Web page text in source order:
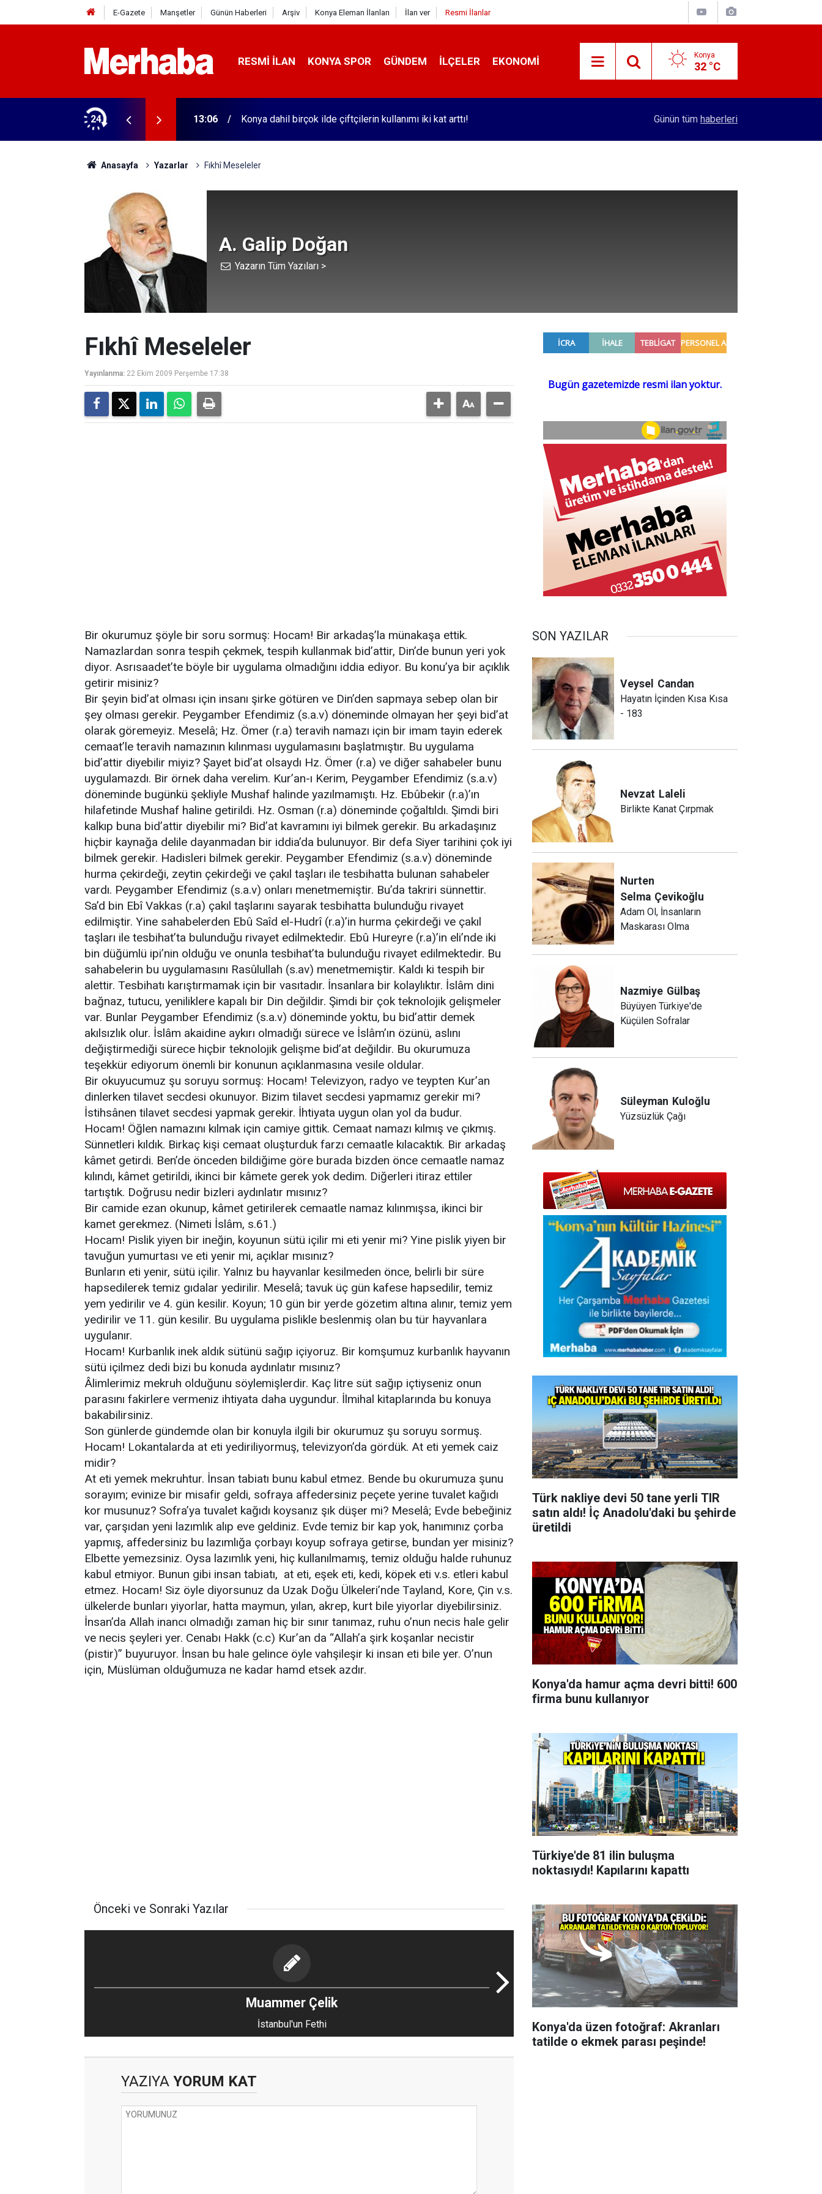
E-Gazete Manşetler Günün Haberleri Arşiv Konya Eleman İlanları İlan ver Resmi İlanlar
RESMI İLAN KONYA SPOR GÜNDEM İLÇELER EKONOMI Konya
32 °C
24 13:06 Konya dahil birçok ilde çiftçilerin kullanımı iki kat arttı! 12 bin yıllık Iza Buğdayı geleceğe taşınıyor
Günün tüm haberleri
Anasayfa Yazarlar Fıkhî Meseleler
A. Galip Doğan
Yazarın Tüm Yazıları >
Fıkhî Meseleler
Yayınlanma: 22 Ekim 2009 Perşembe 17:38
Bir okurumuz şöyle bir soru sormuş: Hocam! Bir arkadaş’la münakaşa ettik.
Namazlardan sonra tespih çekmek, tespih kullanmak bid’attir, Din’de bunun yeri yok
diyor. Asrısaadet’te böyle bir uygulama olmadığını iddia ediyor. Bu konu’ya bir açıklık
getirir misiniz?
Bir şeyin bid’at olması için insanı şirke götüren ve Din’den sapmaya sebep olan bir
şey olması gerekir. Peygamber Efendimiz (s.a.v) döneminde olmayan her şeyi bid’at
olarak göremeyiz. Meselâ; Hz. Ömer (r.a) teravih namazı için bir imam tayin ederek
cemaat’le teravih namazının kılınması uygulamasını başlatmıştır. Bu uygulama
bid’attir diyebilir miyiz? Şayet bid’at olsaydı Hz. Ömer (r.a) ve diğer sahabeler bunu
uygulamazdı. Bir örnek daha verelim. Kur’an-ı Kerim, Peygamber Efendimiz (s.a.v)
döneminde bugünkü şekliyle Mushaf halinde yazılmamıştı. Hz. Ebûbekir (r.a)’ın
hilafetinde Mushaf haline getirildi. Hz. Osman (r.a) döneminde çoğaltıldı. Şimdi biri
kalkıp buna bid’attir diyebilir mi? Bid’at kavramını iyi bilmek gerekir. Bu arkadaşınız
hiçbir kaynağa delile dayanmadan bir iddia’da bulunuyor. Bir defa Siyer tarihini çok iyi
bilmek gerekir. Hadisleri bilmek gerekir. Peygamber Efendimiz (s.a.v) döneminde
hurma çekirdeği, zeytin çekirdeği ve çakıl taşları ile tesbihatta bulunan sahabeler
vardı. Peygamber Efendimiz (s.a.v) onları menetmemiştir. Bu’da takriri sünnettir.
Sa’d bin Ebî Vakkas (r.a) çakıl taşlarını sayarak tesbihatta bulunduğu rivayet
edilmiştir. Yine sahabelerden Ebû Saîd el-Hudrî (r.a)’in hurma çekirdeği ve çakıl
taşları ile tesbihat’ta bulunduğu rivayet edilmektedir. Ebû Hureyre (r.a)’in eli’nde iki
bin düğümlü ipi’nin olduğu ve onunla tesbihat’ta bulunduğu rivayet edilmektedir. Bu
sahabelerin bu uygulamasını Rasûlullah (s.av) menetmemiştir. Kaldı ki tespih bir
alettir. Tesbihatı karıştırmamak için bir vasıtadır. İnsanlara bir kolaylıktır. İslâm dini
bağnaz, tutucu, yeniliklere kapalı bir Din değildir. Şimdi bir çok teknolojik gelişmeler
var. Bunlar Peygamber Efendimiz (s.a.v) döneminde yoktu, bu bid’attir demek
akılsızlık olur. İslâm akaidine aykırı olmadığı sürece ve İslâm’ın özünü, aslını
değiştirmediği sürece hiçbir teknolojik gelişme bid’at değildir. Bu okurumuza
teşekkür ediyorum önemli bir konunun açıklanmasına vesile oldular.
Bir okuyucumuz şu soruyu sormuş: Hocam! Televizyon, radyo ve teypten Kur’an
dinlerken tilavet secdesi okunuyor. Bizim tilavet secdesi yapmamız gerekir mi?
İstihsânen tilavet secdesi yapmak gerekir. İhtiyata uygun olan yol da budur.
Hocam! Öğlen namazını kılmak için camiye gittik. Cemaat namazı kılmış ve çıkmış.
Sünnetleri kıldık. Birkaç kişi cemaat oluşturduk farzı cemaatle kılacaktık. Bir arkadaş
kâmet getirdi. Ben’de önceden bildiğime göre burada bizden önce cemaatle namaz
kılındı, kâmet getirildi, ikinci bir kâmete gerek yok dedim. Diğerleri itiraz ettiler
tartıştık. Doğrusu nedir bizleri aydınlatır mısınız?
Bir camide ezan okunup, kâmet getirilerek cemaatle namaz kılınmışsa, ikinci bir
kamet gerekmez. (Nimeti İslâm, s.61.)
Hocam! Pislik yiyen bir ineğin, koyunun sütü içilir mi eti yenir mi? Yine pislik yiyen bir
tavuğun yumurtası ve eti yenir mi, açıklar mısınız?
Bunların eti yenir, sütü içilir. Yalnız bu hayvanlar kesilmeden önce, belirli bir süre
hapsedilerek temiz gıdalar yedirilir. Meselâ; tavuk üç gün kafese hapsedilir, temiz
yem yedirilir ve 4. gün kesilir. Koyun; 10 gün bir yerde gözetim altına alınır, temiz yem
yedirilir ve 11. gün kesilir. Bu uygulama pislikle beslenmiş olan bu tür hayvanlara
uygulanır.
Hocam! Kurbanlık inek aldık sütünü sağıp içiyoruz. Bir komşumuz kurbanlık hayvanın
sütü içilmez dedi bizi bu konuda aydınlatır mısınız?
Âlimlerimiz mekruh olduğunu söylemişlerdir. Kaç litre süt sağıp içtiyseniz onun
parasını fakirlere vermeniz ihtiyata daha uygundur. İlmihal kitaplarında bu konuya
bakabilirsiniz.
Son günlerde gündemde olan bir konuyla ilgili bir okurumuz şu soruyu sormuş.
Hocam! Lokantalarda at eti yediriliyormuş, televizyon’da gördük. At eti yemek caiz
midir?
At eti yemek mekruhtur. İnsan tabiatı bunu kabul etmez. Bende bu okurumuza şunu
sorayım; evinize bir misafir geldi, sofraya affedersiniz peçete yerine tuvalet kağıdı
kor musunuz? Sofra’ya tuvalet kağıdı koysanız şık düşer mi? Meselâ; Evde bebeğiniz
var, çarşıdan yeni lazımlık alıp eve geldiniz. Evde temiz bir kap yok, hanımınız çorba
yapmış, affedersiniz bu lazımlığa çorbayı koyup sofraya getirse, bundan yer misiniz?
Elbette yemezsiniz. Oysa lazımlık yeni, hiç kullanılmamış, temiz olduğu halde ruhunuz
kabul etmiyor. Bunun gibi insan tabiatı, at eti, eşek eti, kedi, köpek eti v.s. etleri kabul
etmez. Hocam! Siz öyle diyorsunuz da Uzak Doğu Ülkeleri’nde Tayland, Kore, Çin v.s.
ülkelerde bunları yiyorlar, hatta maymun, yılan, akrep, kurt bile yiyorlar diyebilirsiniz.
İnsan’da Allah inancı olmadığı zaman hiç bir sınır tanımaz, ruhu o’nun necis hale gelir
ve necis şeyleri yer. Cenabı Hakk (c.c) Kur’an da “Allah’a şirk koşanlar necistir
(pistir)” buyuruyor. İnsan bu hale gelince öyle vahşileşir ki insan eti bile yer. O’nun
için, Müslüman olduğumuza ne kadar hamd etsek azdır.
Önceki ve Sonraki Yazılar
Muammer Çelik
İstanbul'un Fethi
YAZIYA YORUM KAT
SON YAZILAR
Veysel Candan
Hayatın İçinden Kısa Kısa
- 183
Nevzat Laleli
Birlikte Kanat Çırpmak
Nurten
Selma Çevikoğlu
Adam Ol, İnsanların
Maskarası Olma
Nazmiye Gülbaş
Büyüyen Türkiye'de
Küçülen Sofralar
Süleyman Kuloğlu
Yüzsüzlük Çağı
Türk nakliye devi 50 tane yerli TIR
satın aldı! İç Anadolu'daki bu şehirde
üretildi
Konya'da hamur açma devri bitti! 600
firma bunu kullanıyor
Türkiye'de 81 ilin buluşma
noktasıydı! Kapılarını kapattı
Konya'da üzen fotoğraf: Akranları
tatilde o ekmek parası peşinde!